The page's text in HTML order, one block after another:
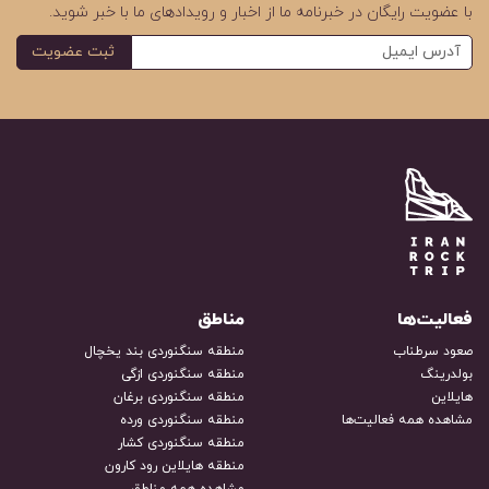
با عضویت رایگان در خبرنامه ما از اخبار و رویدادهای ما با خبر شوید.
ثبت عضویت
فعالیت‌ها
صعود سرطناب
بولدرینگ
هایلاین
مشاهده همه فعالیت‌ها
مناطق
منطقه سنگنوردی بند یخچال
منطقه سنگنوردی ازگی
منطقه سنگنوردی برغان
منطقه سنگنوردی ورده
منطقه سنگنوردی کشار
منطقه هایلاین رود کارون